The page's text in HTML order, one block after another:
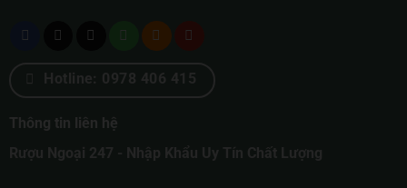
Hotline: 0978 406 415
Thông tin liên hệ
Rượu Ngoại 247 - Nhập Khẩu Uy Tín Chất Lượng